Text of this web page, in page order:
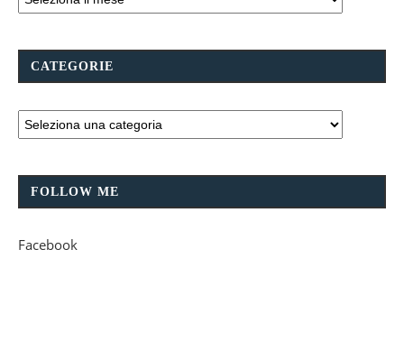
CATEGORIE
FOLLOW ME
Facebook